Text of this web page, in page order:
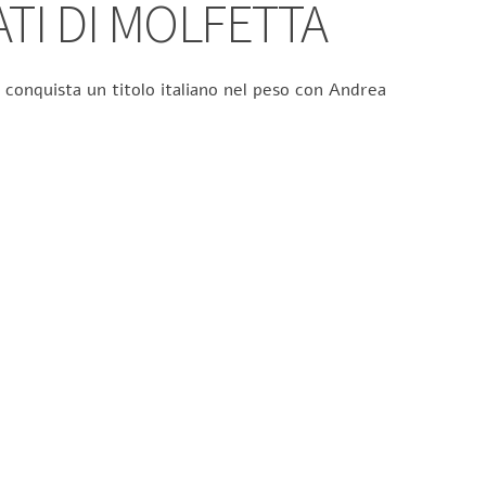
DI MOLFETTA
un titolo italiano nel peso con Andrea